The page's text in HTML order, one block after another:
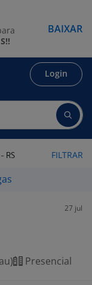
Login
RS FILTRAR
27 jul
Presencial
BAIXAR